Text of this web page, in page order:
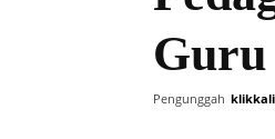
Guru
Pengunggah